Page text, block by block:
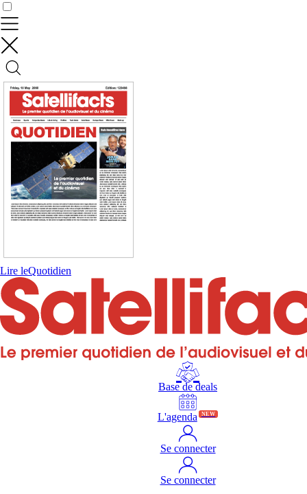
Lire leQuotidien
Base de deals
L'agenda NEW
Se connecter
Se connecter
Contrôler vos données